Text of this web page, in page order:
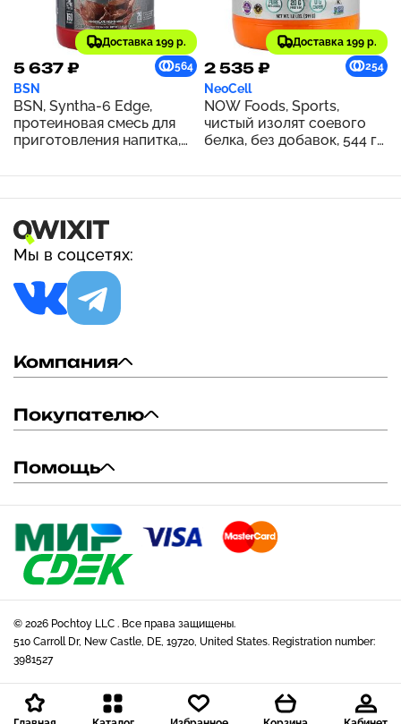
Доставка 199 р.
5 637 ₽ 564
BSN
BSN, Syntha-6 Edge,
протеиновая смесь для
приготовления напитка,
коктейль, 1,12 кг (2,47
Доставка 199 р.
2 535 ₽ 254
NeoCell
NOW Foods, Sports,
чистый изолят соевого
белка, без добавок, 544 г
Мы в соцсетях:
Компания
Покупателю
Помощь
© 2026 Pochtoy LLC . Все права защищены.
510 Carroll Dr, New Castle, DE, 19720, United States. Registration number:
3981527